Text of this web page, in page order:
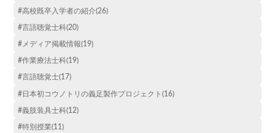
#高校既卒入学者の紹介(26)
#言語聴覚士科(20)
#メディア掲載情報(19)
#作業療法士科(19)
#言語聴覚士(17)
#日本初コウノトリの義足製作プロジェクト(16)
#義肢装具士科(12)
#特別授業(11)